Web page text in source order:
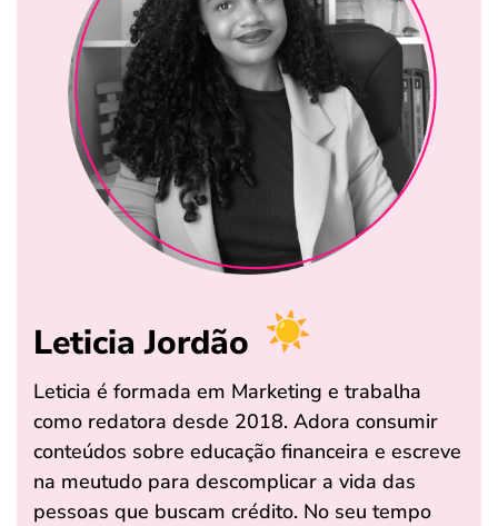
Leticia Jordão
Leticia é formada em Marketing e trabalha
como redatora desde 2018. Adora consumir
conteúdos sobre educação financeira e escreve
na meutudo para descomplicar a vida das
pessoas que buscam crédito. No seu tempo